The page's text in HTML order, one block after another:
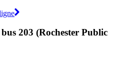
203 (Rochester Public